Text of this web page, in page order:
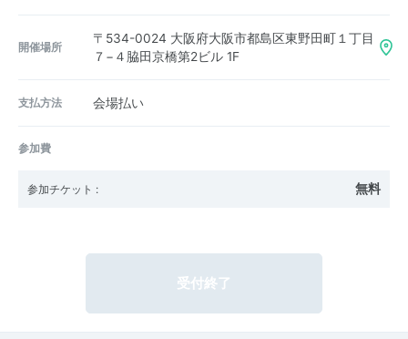
開催場所
〒534-0024 大阪府大阪市都島区東野田町１丁目
７−４脇田京橋第2ビル 1F
支払方法 会場払い
参加費
参加チケット : 無料
受付終了